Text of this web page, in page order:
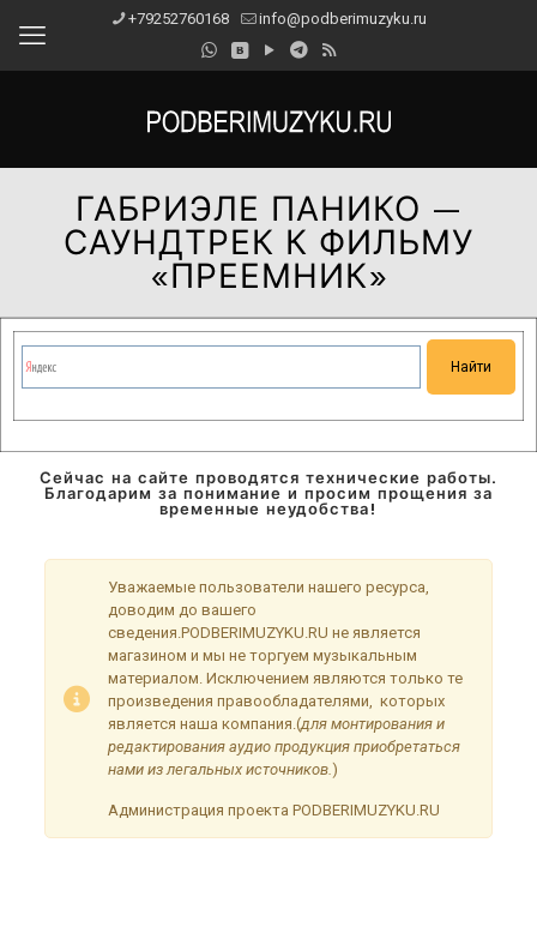
+79252760168 info@podberimuzyku.ru
ГАБРИЭЛЕ ПАНИКО —
САУНДТРЕК К ФИЛЬМУ
«ПРЕЕМНИК»
Сейчас на сайте проводятся технические работы.
Благодарим за понимание и просим прощения за
временные неудобства!
Уважаемые пользователи нашего ресурса,
доводим до вашего
сведения.PODBERIMUZYKU.RU не является
магазином и мы не торгуем музыкальным
материалом. Исключением являются только те
произведения правообладателями, которых
является наша компания.(для монтирования и
редактирования аудио продукция приобретаться
нами из легальных источников.)
Администрация проекта PODBERIMUZYKU.RU